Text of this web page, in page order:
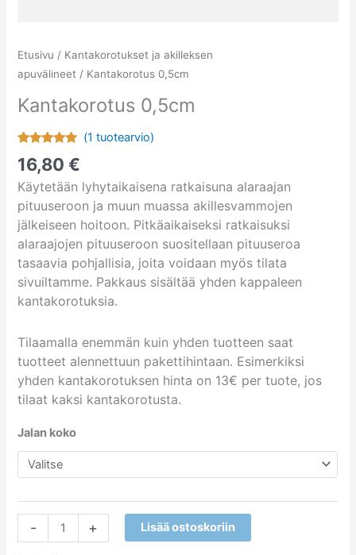
Etusivu / Kantakorotukset ja akilleksen
apuvälineet / Kantakorotus 0,5cm
Kantakorotus 0,5cm
Arvio5.00
5:stä
perustuen
1
asiakkaan
arvotukseen.
(1 tuotearvio)
16,80€
Käytetään lyhytaikaisena ratkaisuna alaraajan
pituuseroon ja muun muassa akillesvammojen
jälkeiseen hoitoon. Pitkäaikaiseksi ratkaisuksi
alaraajojen pituuseroon suositellaan pituuseroa
tasaavia pohjallisia, joita voidaan myös tilata
sivuiltamme. Pakkaus sisältää yhden kappaleen
kantakorotuksia.
Tilaamalla enemmän kuin yhden tuotteen saat
tuotteet alennettuun pakettihintaan. Esimerkiksi
yhden kantakorotuksen hinta on 13€ per tuote, jos
tilaat kaksi kantakorotusta.
Jalan koko
- + Lisää ostoskoriin